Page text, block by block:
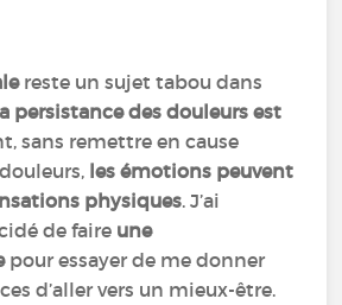
reste un sujet tabou dans
persistance des douleurs est
sans remettre en cause
les émotions peuvent
physiques. J’ai
de faire une
pour essayer de me donner
d’aller vers un mieux-être.